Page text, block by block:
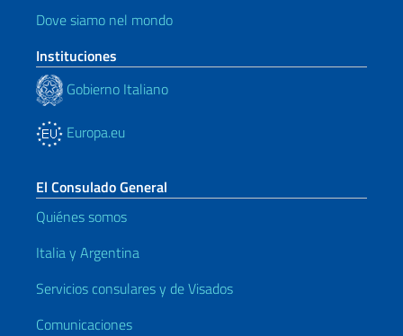
Dove siamo nel mondo
Instituciones
Gobierno Italiano
Europa.eu
El Consulado General
Quiénes somos
Italia y Argentina
Servicios consulares y de Visados
Comunicaciones